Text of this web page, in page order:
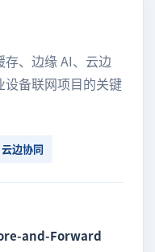
、边缘 AI、云边
备联网项目的关键
云边协同
and-Forward